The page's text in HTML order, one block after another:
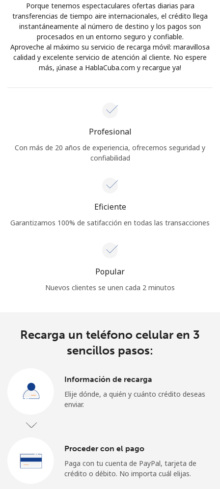
Porque tenemos espectaculares ofertas diarias para
transferencias de tiempo aire internacionales, el crédito llega
instantáneamente al número de destino y los pagos son
procesados en un entorno seguro y confiable.
Aproveche al máximo su servicio de recarga móvil: maravillosa
calidad y excelente servicio de atención al cliente. No espere
más, ¡únase a HablaCuba.com y recargue ya!
Profesional
Con más de 20 años de experiencia, ofrecemos seguridad y
confiabilidad
Eficiente
Garantizamos 100% de satifacción en todas las transacciones
Popular
Nuevos clientes se unen cada 2 minutos
Recarga un teléfono celular en 3
sencillos pasos:
Información de recarga
Elije dónde, a quién y cuánto crédito deseas
enviar.
Proceder con el pago
Paga con tu cuenta de PayPal, tarjeta de
crédito o débito. No importa cuál elijas.